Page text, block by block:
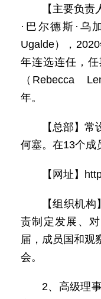
【主要负
·巴尔德斯·乌
Ugalde），
年连选连任，
（Rebecca
年。
【总部】
何塞。在13个成
【网址】
【组织机
责制定发展、
届，成员国和观
会。
2、高级理